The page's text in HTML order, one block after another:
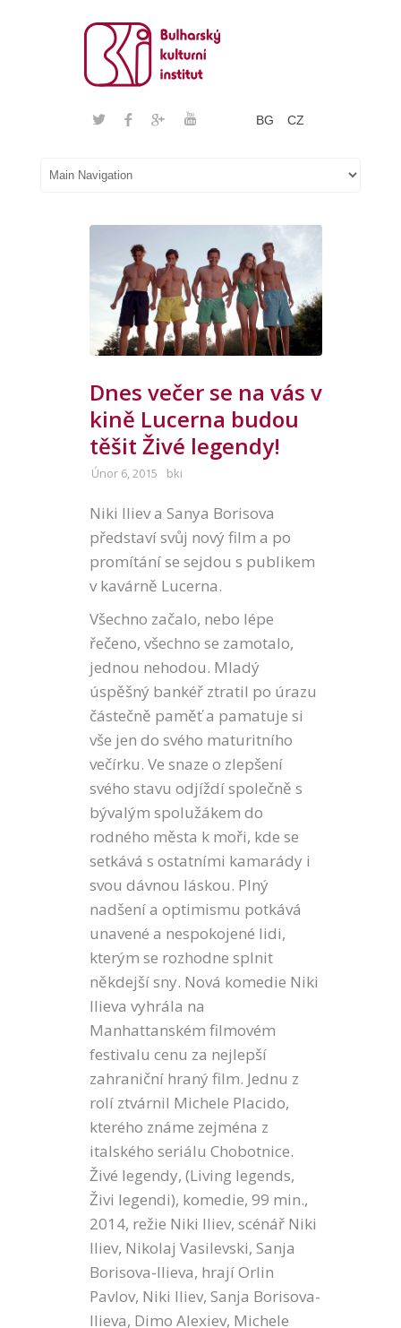
BG CZ
Dnes večer se na vás v
kině Lucerna budou
těšit Živé legendy!
Únor 6, 2015 bki
Niki Iliev a Sanya Borisova
představí svůj nový film a po
promítání se sejdou s publikem
v kavárně Lucerna.
Všechno začalo, nebo lépe
řečeno, všechno se zamotalo,
jednou nehodou. Mladý
úspěšný bankéř ztratil po úrazu
částečně paměť a pamatuje si
vše jen do svého maturitního
večírku. Ve snaze o zlepšení
svého stavu odjíždí společně s
bývalým spolužákem do
rodného města k moři, kde se
setkává s ostatními kamarády i
svou dávnou láskou. Plný
nadšení a optimismu potkává
unavené a nespokojené lidi,
kterým se rozhodne splnit
někdejší sny. Nová komedie Niki
Ilieva vyhrála na
Manhattanském filmovém
festivalu cenu za nejlepší
zahraniční hraný film. Jednu z
rolí ztvárnil Michele Placido,
kterého známe zejména z
italského seriálu Chobotnice.
Živé legendy, (Living legends,
Živi legendi), komedie, 99 min.,
2014, režie Niki Iliev, scénář Niki
Iliev, Nikolaj Vasilevski, Sanja
Borisova-Ilieva, hrají Orlin
Pavlov, Niki Iliev, Sanja Borisova-
Ilieva, Dimo Alexiev, Michele